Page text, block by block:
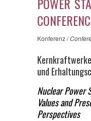
POWER
Konferenz /
und
Nuclear Power
Values and
Perspectives